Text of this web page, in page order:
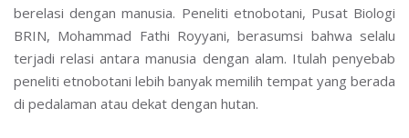
berelasi dengan manusia. Peneliti etnobotani, Pusat Biologi
BRIN, Mohammad Fathi Royyani, berasumsi bahwa selalu
terjadi relasi antara manusia dengan alam. Itulah penyebab
peneliti etnobotani lebih banyak memilih tempat yang berada
di pedalaman atau dekat dengan hutan.